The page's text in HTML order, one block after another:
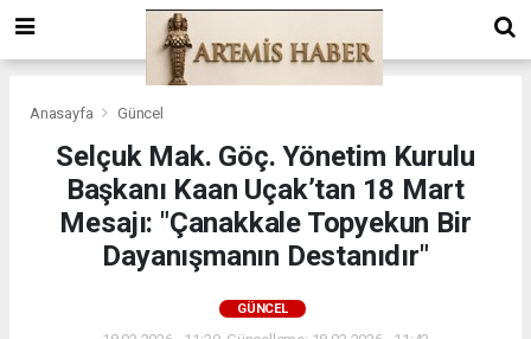
Anasayfa Güncel
Selçuk Mak. Göç. Yönetim Kurulu
Başkanı Kaan Uçak’tan 18 Mart
Mesajı: "Çanakkale Topyekun Bir
Dayanışmanın Destanıdır"
GÜNCEL